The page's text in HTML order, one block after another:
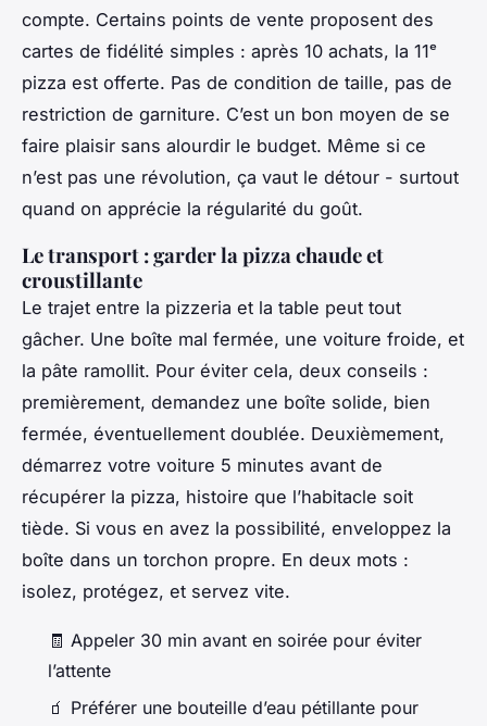
compte. Certains points de vente proposent des
cartes de fidélité simples : après 10 achats, la 11ᵉ
pizza est offerte. Pas de condition de taille, pas de
restriction de garniture. C’est un bon moyen de se
faire plaisir sans alourdir le budget. Même si ce
n’est pas une révolution, ça vaut le détour - surtout
quand on apprécie la régularité du goût.
Le transport : garder la pizza chaude et
croustillante
Le trajet entre la pizzeria et la table peut tout
gâcher. Une boîte mal fermée, une voiture froide, et
la pâte ramollit. Pour éviter cela, deux conseils :
premièrement, demandez une boîte solide, bien
fermée, éventuellement doublée. Deuxièmement,
démarrez votre voiture 5 minutes avant de
récupérer la pizza, histoire que l’habitacle soit
tiède. Si vous en avez la possibilité, enveloppez la
boîte dans un torchon propre. En deux mots :
isolez, protégez, et servez vite.
🧾 Appeler 30 min avant en soirée pour éviter
l’attente
🧃 Préférer une bouteille d’eau pétillante pour